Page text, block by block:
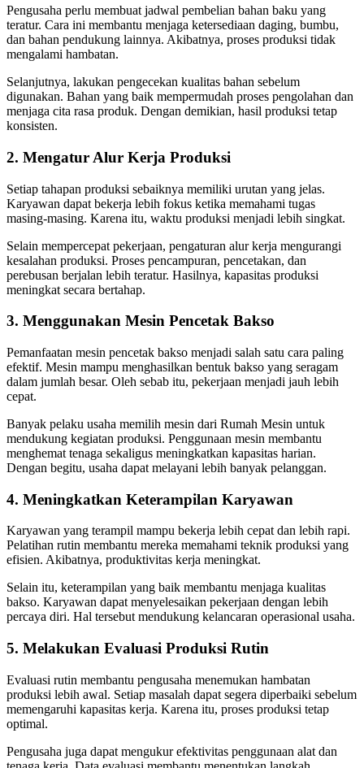
Pengusaha perlu membuat jadwal pembelian bahan baku yang
teratur. Cara ini membantu menjaga ketersediaan daging, bumbu,
dan bahan pendukung lainnya. Akibatnya, proses produksi tidak
mengalami hambatan.
Selanjutnya, lakukan pengecekan kualitas bahan sebelum
digunakan. Bahan yang baik mempermudah proses pengolahan dan
menjaga cita rasa produk. Dengan demikian, hasil produksi tetap
konsisten.
2. Mengatur Alur Kerja Produksi
Setiap tahapan produksi sebaiknya memiliki urutan yang jelas.
Karyawan dapat bekerja lebih fokus ketika memahami tugas
masing-masing. Karena itu, waktu produksi menjadi lebih singkat.
Selain mempercepat pekerjaan, pengaturan alur kerja mengurangi
kesalahan produksi. Proses pencampuran, pencetakan, dan
perebusan berjalan lebih teratur. Hasilnya, kapasitas produksi
meningkat secara bertahap.
3. Menggunakan Mesin Pencetak Bakso
Pemanfaatan mesin pencetak bakso menjadi salah satu cara paling
efektif. Mesin mampu menghasilkan bentuk bakso yang seragam
dalam jumlah besar. Oleh sebab itu, pekerjaan menjadi jauh lebih
cepat.
Banyak pelaku usaha memilih mesin dari Rumah Mesin untuk
mendukung kegiatan produksi. Penggunaan mesin membantu
menghemat tenaga sekaligus meningkatkan kapasitas harian.
Dengan begitu, usaha dapat melayani lebih banyak pelanggan.
4. Meningkatkan Keterampilan Karyawan
Karyawan yang terampil mampu bekerja lebih cepat dan lebih rapi.
Pelatihan rutin membantu mereka memahami teknik produksi yang
efisien. Akibatnya, produktivitas kerja meningkat.
Selain itu, keterampilan yang baik membantu menjaga kualitas
bakso. Karyawan dapat menyelesaikan pekerjaan dengan lebih
percaya diri. Hal tersebut mendukung kelancaran operasional usaha.
5. Melakukan Evaluasi Produksi Rutin
Evaluasi rutin membantu pengusaha menemukan hambatan
produksi lebih awal. Setiap masalah dapat segera diperbaiki sebelum
memengaruhi kapasitas kerja. Karena itu, proses produksi tetap
optimal.
Pengusaha juga dapat mengukur efektivitas penggunaan alat dan